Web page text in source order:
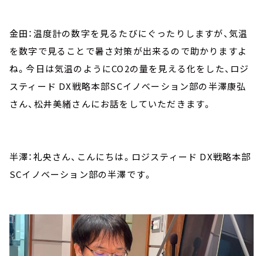
金田：温度計の数字を見るたびにぐったりしますが、気温
を数字で見ることで暑さ対策が出来るので助かりますよ
ね。今日は気温のようにCO2の量を見える化をした、ロジ
スティード DX戦略本部SCイノベーション部の半澤康弘
さん、松井美緒さんにお話をしていただきます。
半澤：礼央さん、こんにちは。ロジスティード DX戦略本部
SCイノベーション部の半澤です。